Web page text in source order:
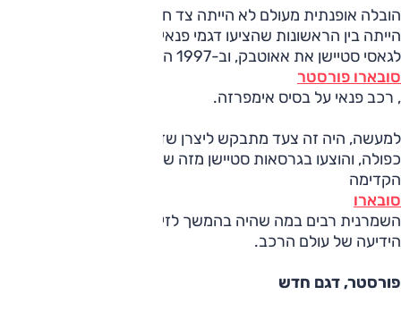
הובלה אופנתית מעולם לא הייתה צד חזק בסובארו, ובכל זאת
לגאסי סטיישן את אאוטבק, וב-1997 הציגה את
סובארו פורסטר
, רכב פנאי על בסיס אימפרזה.
למעשה, היה זה צעד מתבקש ליצרן שדגמיו צוידו, תקנית, בהנעה
כפולה, והוצעו בגרסאות סטיישן מזה שנים. עם שני דגמים אלה
הקדימה
סובארו
השמרנית רבים במה שהיה בהמשך לזירה האופנתית בה"א
הידיעה של עולם הרכב.
פורסטר, דגם חדש